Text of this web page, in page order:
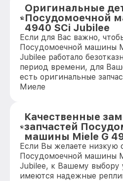
Оригинальные
Посудомоечной
4940 SCi Jubilee
Если для Вас важно,
Посудомоечной машины
Jubilee работало
период времени, для
есть оригинальные
Миеле
Качественные
запчастей
машины Miele G
Если Вы желаете низкую
Посудомоечной машины
Jubilee, к Вашему выбору
имеются надежные